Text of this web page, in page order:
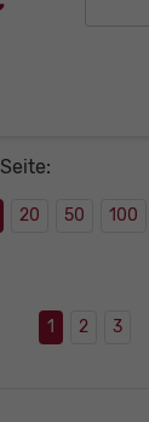
20 50 100
1 2 3